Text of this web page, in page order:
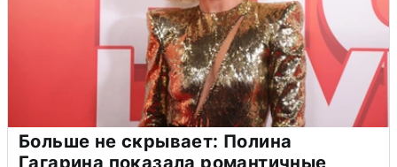
Больше не скрывает: Полина
Гагарина показала романтичные